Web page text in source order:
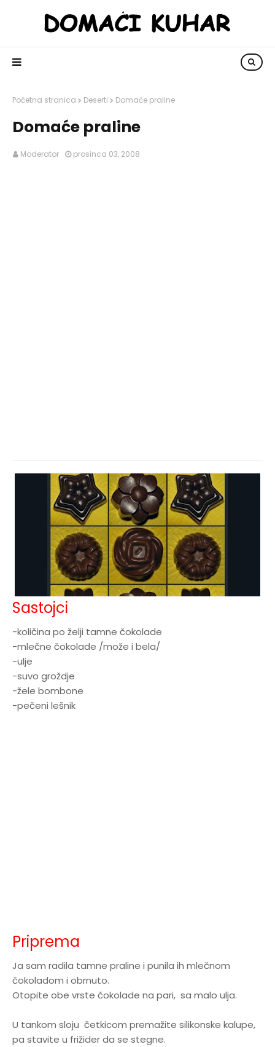
Početna stranica Deserti Domaće praline
Domaće praline
Moderator prosinca 03, 2008
Sastojci
-količina po želji tamne čokolade
-mlečne čokolade /može i bela/
-ulje
-suvo groždje
-žele bombone
-pečeni lešnik
Priprema
Ja sam radila tamne praline i punila ih mlečnom
čokoladom i obrnuto.
Otopite obe vrste čokolade na pari, sa malo ulja.
U tankom sloju četkicom premažite silikonske kalupe,
pa stavite u frižider da se stegne.